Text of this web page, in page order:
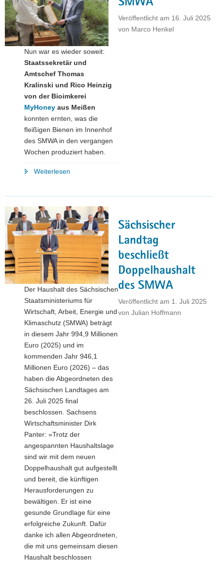
auf
der
Infineon-
Baustelle
in
Dresden"
SMWA
Veröffentlicht am 16. Juli 2025
von Marco Henkel
Nun war es wieder soweit:
Staatssekretär und
Amtschef Thomas
Kralinski und Rico Heinzig
von der Bioimkerei
MyHoney aus Meißen
konnten ernten, was die
fleißigen Bienen im Innenhof
des SMWA in den vergangen
Wochen produziert haben.
Weiterlesen
Sächsischer
Landtag
beschließt
Doppelhaushalt
des SMWA
Veröffentlicht am 1. Juli 2025
von Julian Hoffmann
Der Haushalt des Sächsischen
Staatsministeriums für
Wirtschaft, Arbeit, Energie und
Klimaschutz (SMWA) beträgt
in diesem Jahr 994,9 Millionen
Euro (2025) und im
kommenden Jahr 946,1
Millionen Euro (2026) – das
haben die Abgeordneten des
Sächsischen Landtages am
26. Juli 2025 final
beschlossen. Sachsens
Wirtschaftsminister Dirk
Panter: »Trotz der
angespannten Haushaltslage
sind wir mit dem neuen
Doppelhaushalt gut aufgestellt
und bereit, die künftigen
Herausforderungen zu
bewältigen. Er ist eine
gesunde Grundlage für eine
erfolgreiche Zukunft. Dafür
danke ich allen Abgeordneten,
die mit uns gemeinsam diesen
Haushalt beschlossen